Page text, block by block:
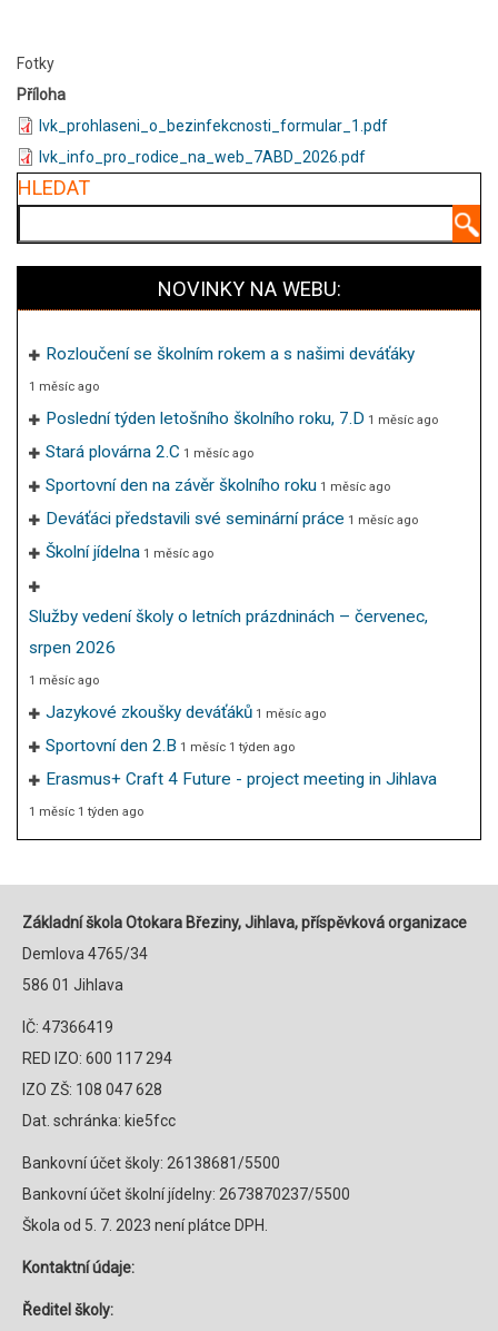
Fotky
Příloha
lvk_prohlaseni_o_bezinfekcnosti_formular_1.pdf
lvk_info_pro_rodice_na_web_7ABD_2026.pdf
HLEDAT
NOVINKY NA WEBU:
Rozloučení se školním rokem a s našimi deváťáky
1 měsíc ago
Poslední týden letošního školního roku, 7.D 1 měsíc ago
Stará plovárna 2.C 1 měsíc ago
Sportovní den na závěr školního roku 1 měsíc ago
Deváťáci představili své seminární práce 1 měsíc ago
Školní jídelna 1 měsíc ago
Služby vedení školy o letních prázdninách – červenec,
srpen 2026
1 měsíc ago
Jazykové zkoušky deváťáků 1 měsíc ago
Sportovní den 2.B 1 měsíc 1 týden ago
Erasmus+ Craft 4 Future - project meeting in Jihlava
1 měsíc 1 týden ago
Základní škola Otokara Březiny, Jihlava, příspěvková organizace
Demlova 4765/34
586 01 Jihlava
IČ: 47366419
RED IZO: 600 117 294
IZO ZŠ: 108 047 628
Dat. schránka: kie5fcc
Bankovní účet školy: 26138681/5500
Bankovní účet školní jídelny: 2673870237/5500
Škola od 5. 7. 2023 není plátce DPH.
Kontaktní údaje:
Ředitel školy: